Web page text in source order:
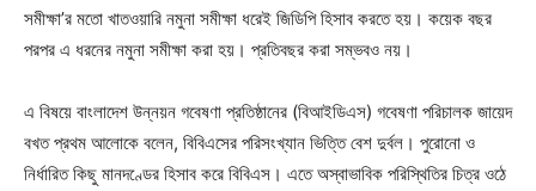
সমীক্ষা’র মতো খাতওয়ারি নমুনা সমীক্ষা ধরেই জিডিপি হিসাব করতে হয়। কয়েক বছর
পরপর এ ধরনের নমুনা সমীক্ষা করা হয়। প্রতিবছর করা সম্ভবও নয়।
এ বিষয়ে বাংলাদেশ উন্নয়ন গবেষণা প্রতিষ্ঠানের (বিআইডিএস) গবেষণা পরিচালক জায়েদ
বখত প্রথম আলোকে বলেন, বিবিএসের পরিসংখ্যান ভিত্তি বেশ দুর্বল। পুরোনো ও
নির্ধারিত কিছু মানদণ্ডের হিসাব করে বিবিএস। এতে অস্বাভাবিক পরিস্থিতির চিত্র ওঠে